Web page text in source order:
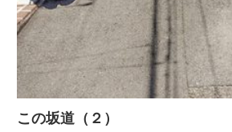
この坂道（２）